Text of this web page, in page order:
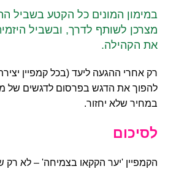
במימון המונים כל הקטע בשביל
מצרכן לשותף לדרך, ובשביל
את הקהילה.
רק אחרי ההגעה ליעד (בכל קמפיין
להפוך את הדגש בפרסום לדגשים של
במחיר שלא יחזור.
לסיכום
הקמפיין 'יער הקקאו בצמיחה' – לא רק